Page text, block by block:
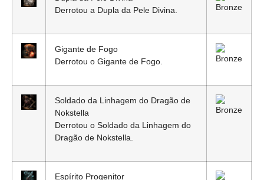
Derrotou a Dupla da Pele Divina.
Gigante de Fogo
Derrotou o Gigante de Fogo.
Soldado da Linhagem do Dragão de
Nokstella
Derrotou o Soldado da Linhagem do
Dragão de Nokstella.
Espírito Progenitor